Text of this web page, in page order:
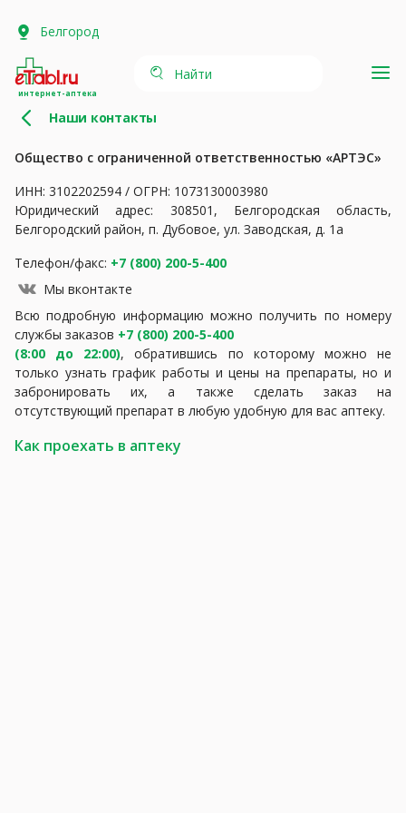
Белгород
интернет-аптека
Найти
Наши контакты
Общество с ограниченной ответственностью «АРТЭС»
ИНН: 3102202594 / ОГРН: 1073130003980
Юридический адрес: 308501, Белгородская область,
Белгородский район, п. Дубовое, ул. Заводская, д. 1а
Телефон/факс: +7 (800) 200-5-400
Мы вконтакте
Всю подробную информацию можно получить по номеру
службы заказов +7 (800) 200-5-400
(8:00 до 22:00), обратившись по которому можно не
только узнать график работы и цены на препараты, но и
забронировать их, а также сделать заказ на
отсутствующий препарат в любую удобную для вас аптеку.
Как проехать в аптеку